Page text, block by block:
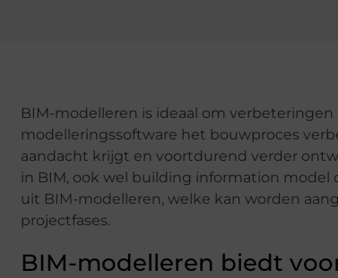
BIM-modelleren is ideaal om
modelleringssoftware het bouwproces
aandacht krijgt en voortdurend verder
in BIM, ook wel building information
uit BIM-modelleren, welke kan worden
projectfases.
BIM-modelleren biedt